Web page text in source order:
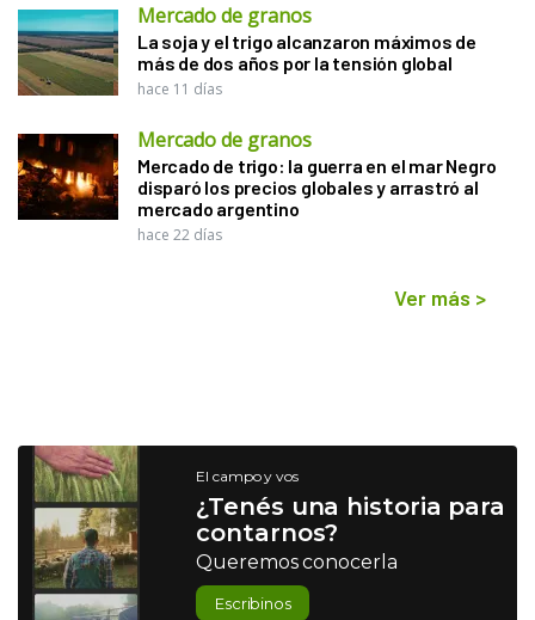
Mercado de granos
La soja y el trigo alcanzaron máximos de
más de dos años por la tensión global
hace 11 días
Mercado de granos
Mercado de trigo: la guerra en el mar Negro
disparó los precios globales y arrastró al
mercado argentino
hace 22 días
Ver más >
El campo y vos
¿Tenés una historia para
contarnos?
Queremos conocerla
Escribinos